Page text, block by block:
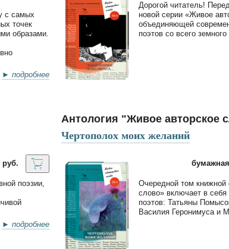
с самых
точек
образами.
► подробнее
Дорогой читатель!
новой серии «Живое
объединяющей
поэтов со всего
руб.
поэзии,
► подробнее
Антология "Живое авторское
Чертополох моих желаний
Очередной том книжной
слово» включает в себя
поэтов: Татьяны
Василия Геронимуса и